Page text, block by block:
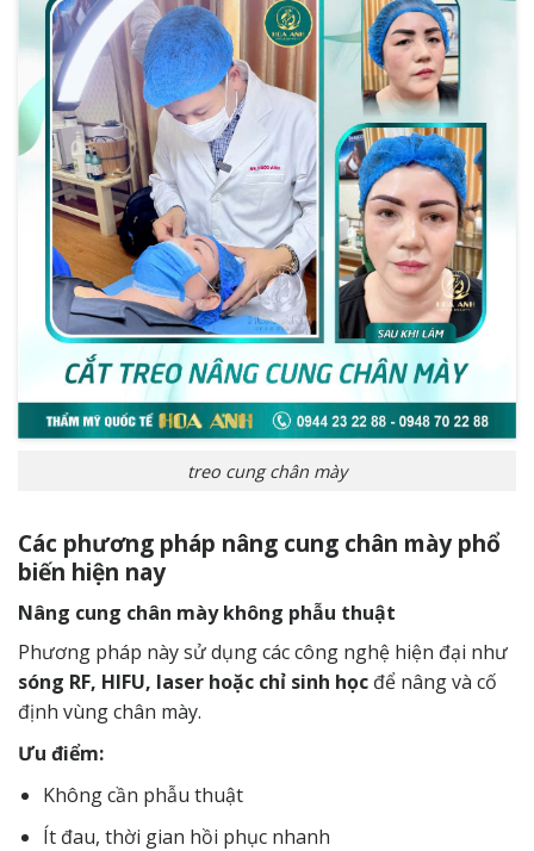
treo cung chân mày
Các phương pháp nâng cung chân mày phổ
biến hiện nay
Nâng cung chân mày không phẫu thuật
Phương pháp này sử dụng các công nghệ hiện đại như
sóng RF, HIFU, laser hoặc chỉ sinh học để nâng và cố
định vùng chân mày.
Ưu điểm:
Không cần phẫu thuật
Ít đau, thời gian hồi phục nhanh